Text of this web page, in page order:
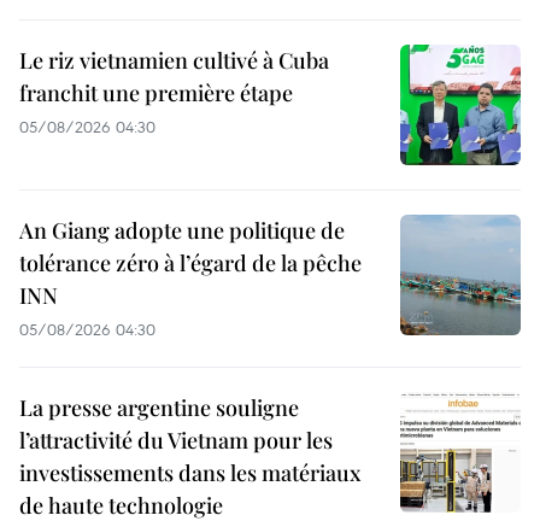
Le riz vietnamien cultivé à Cuba
franchit une première étape
05/08/2026 04:30
An Giang adopte une politique de
tolérance zéro à l’égard de la pêche
INN
05/08/2026 04:30
La presse argentine souligne
l’attractivité du Vietnam pour les
investissements dans les matériaux
de haute technologie